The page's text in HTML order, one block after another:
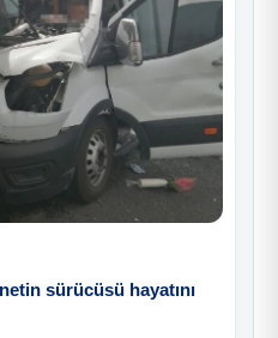
sürücüsü hayatını